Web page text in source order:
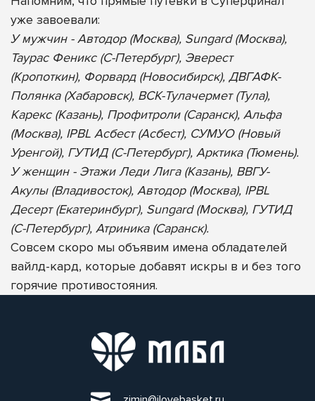
уже завоевали:
У мужчин - Автодор (Москва), Sungard (Москва),
Таурас Феникс (С-Петербург), Эверест
(Кропоткин), Форвард (Новосибирск), ДВГАФК-
Полянка (Хабаровск), ВСК-Тулачермет (Тула),
Карекс (Казань), Профитроли (Саранск), Альфа
(Москва), IPBL Асбест (Асбест), СУМУО (Новый
Уренгой), ГУТИД (С-Петербург), Арктика (Тюмень).
У женщин - Этажи Леди Лига (Казань), ВВГУ-
Акулы (Владивосток), Автодор (Москва), IPBL
Десерт (Екатеринбург), Sungard (Москва), ГУТИД
(С-Петербург), Атриника (Саранск).
Совсем скоро мы объявим имена обладателей
вайлд-кард, которые добавят искры в и без того
горячие противостояния.